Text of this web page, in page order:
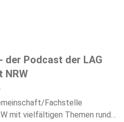
autonomen
NRW e.V. In diesem
NRW näher bringen. Dazu
aus den Beratungsstellen und
Der Podcast wird am 25.
zum internationalen
Frauen. Moderation: Sarah
der Podcast der LAG
NRW
Fachstelle
mit vielfältigen Themen rund